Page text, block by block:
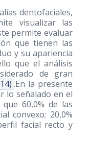
dentofaciales,
visualizar las
permite evaluar
que tienen las
y su apariencia
que el análisis
de gran
.En la presente
lo señalado en el
60,0% de las
convexo; 20,0%
facial recto y